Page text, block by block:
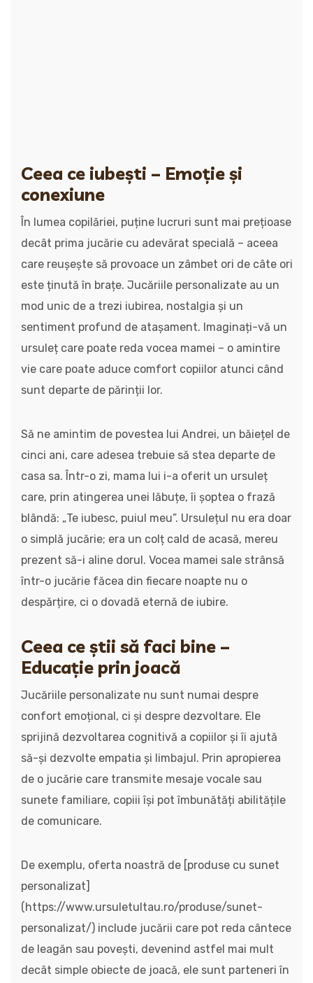
Ceea ce iubești – Emoție și
conexiune
În lumea copilăriei, puține lucruri sunt mai prețioase
decât prima jucărie cu adevărat specială – aceea
care reușește să provoace un zâmbet ori de câte ori
este ținută în brațe. Jucăriile personalizate au un
mod unic de a trezi iubirea, nostalgia și un
sentiment profund de atașament. Imaginați-vă un
ursuleț care poate reda vocea mamei – o amintire
vie care poate aduce comfort copiilor atunci când
sunt departe de părinții lor.
Să ne amintim de povestea lui Andrei, un băiețel de
cinci ani, care adesea trebuie să stea departe de
casa sa. Într-o zi, mama lui i-a oferit un ursuleț
care, prin atingerea unei lăbuțe, îi șoptea o frază
blândă: „Te iubesc, puiul meu”. Ursulețul nu era doar
o simplă jucărie; era un colț cald de acasă, mereu
prezent să-i aline dorul. Vocea mamei sale strânsă
într-o jucărie făcea din fiecare noapte nu o
despărțire, ci o dovadă eternă de iubire.
Ceea ce știi să faci bine –
Educație prin joacă
Jucăriile personalizate nu sunt numai despre
confort emoțional, ci și despre dezvoltare. Ele
sprijină dezvoltarea cognitivă a copiilor și îi ajută
să-și dezvolte empatia și limbajul. Prin apropierea
de o jucărie care transmite mesaje vocale sau
sunete familiare, copiii își pot îmbunătăți abilitățile
de comunicare.
De exemplu, oferta noastră de [produse cu sunet
personalizat]
(https://www.ursuletultau.ro/produse/sunet-
personalizat/) include jucării care pot reda cântece
de leagăn sau povești, devenind astfel mai mult
decât simple obiecte de joacă, ele sunt parteneri în